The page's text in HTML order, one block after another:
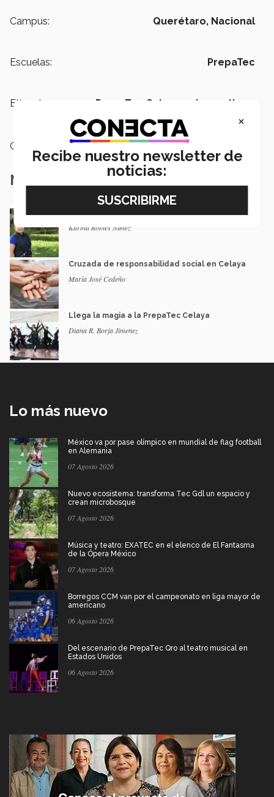
Campus: Querétaro, Nacional
Escuelas: PrepaTec
Etiquetas: PrepaTec Celaya,
arte y cultura,
Categoría: Arte y Cultura
Notas Relacionadas
Karina Robles Nuñez
Cruzada de responsabilidad social en Celaya
María José Cedeño
Llega la magia a la PrepaTec Celaya
Diana R. Borja Jimenez
Lo más nuevo
México va por pase olímpico en mundial de flag football
en Alemania
07 Agosto 2026
Nuevo ecosistema: transforma Tec Gdl un espacio y
crean microbosque
07 Agosto 2026
Música y teatro: EXATEC en el elenco de El Fantasma
de la Ópera México
07 Agosto 2026
Borregos CCM van por el campeonato en liga mayor de
americano
06 Agosto 2026
Del escenario de PrepaTec Qro al teatro musical en
Estados Unidos
06 Agosto 2026
×
Recibe nuestro newsletter de
noticias: